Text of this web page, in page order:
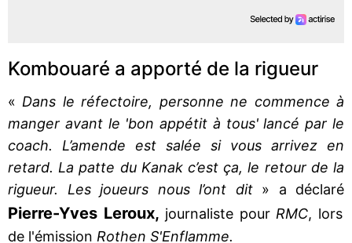
Kombouaré a apporté de la rigueur
« Dans le réfectoire, personne ne commence à
manger avant le 'bon appétit à tous' lancé par le
coach. L’amende est salée si vous arrivez en
retard. La patte du Kanak c’est ça, le retour de la
rigueur. Les joueurs nous l’ont dit » a déclaré
Pierre-Yves Leroux, journaliste pour RMC, lors
de l'émission Rothen S'Enflamme.